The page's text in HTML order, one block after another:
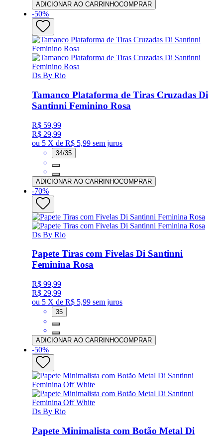
ADICIONAR AO CARRINHOCOMPRAR
-50%
Ds By Rio
Tamanco Plataforma de Tiras Cruzadas Di
Santinni Feminino Rosa
R$ 59,99
R$ 29,99
ou 5 X de R$ 5,99 sem juros
34/35
ADICIONAR AO CARRINHOCOMPRAR
-70%
Ds By Rio
Papete Tiras com Fivelas Di Santinni
Feminina Rosa
R$ 99,99
R$ 29,99
ou 5 X de R$ 5,99 sem juros
35
ADICIONAR AO CARRINHOCOMPRAR
-50%
Ds By Rio
Papete Minimalista com Botão Metal Di